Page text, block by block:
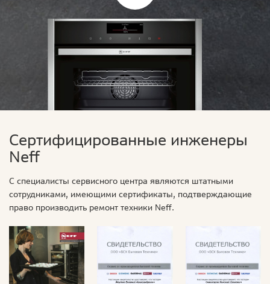
Сертифицированные инженеры
Neff
С специалисты сервисного центра являются штатными
сотрудниками, имеющими сертификаты, подтверждающие
право производить ремонт техники Neff.